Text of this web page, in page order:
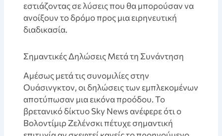
εστιάζοντας σε λύσεις που θα μπορούσαν να
ανοίξουν το δρόμο προς μια ειρηνευτική
διαδικασία.
Σημαντικές Δηλώσεις Μετά τη Συνάντηση
Αμέσως μετά τις συνομιλίες στην
Ουάσινγκτον, οι δηλώσεις των εμπλεκομένων
αποτύπωσαν μια εικόνα προόδου. Το
βρετανικό δίκτυο Sky News ανέφερε ότι ο
Βολοντίμιρ Ζελένσκι πέτυχε σημαντική